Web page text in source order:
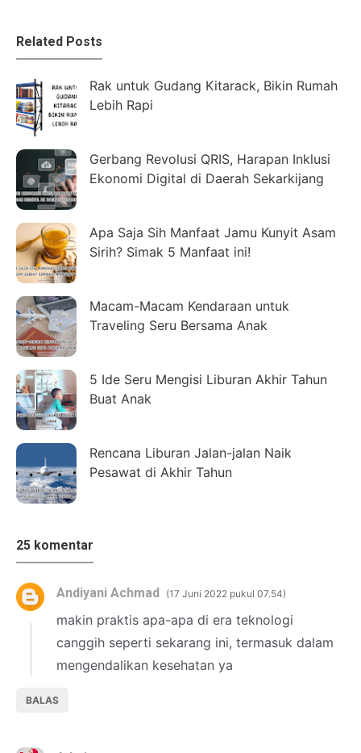
Related Posts
Rak untuk Gudang Kitarack, Bikin Rumah
Lebih Rapi
Gerbang Revolusi QRIS, Harapan Inklusi
Ekonomi Digital di Daerah Sekarkijang
Apa Saja Sih Manfaat Jamu Kunyit Asam
Sirih? Simak 5 Manfaat ini!
Macam-Macam Kendaraan untuk
Traveling Seru Bersama Anak
5 Ide Seru Mengisi Liburan Akhir Tahun
Buat Anak
Rencana Liburan Jalan-jalan Naik
Pesawat di Akhir Tahun
25 komentar
Andiyani Achmad 17 Juni 2022 pukul 07.54
makin praktis apa-apa di era teknologi
canggih seperti sekarang ini, termasuk dalam
mengendalikan kesehatan ya
BALAS